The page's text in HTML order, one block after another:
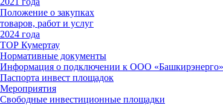
Положение о закупках
товаров, работ и услуг
2024 года
ТОР Кумертау
Нормативные документы
Информация о подключении к ООО «Башкирэнерго»
Паспорта инвест площадок
Мероприятия
Свободные инвестиционные площадки